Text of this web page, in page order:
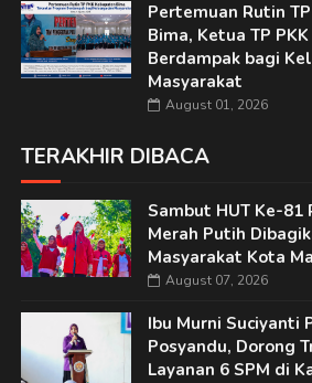
Pertemuan Rutin
Bima, Ketua TP
Berdampak bagi
Masyarakat
August 01, 2026
TERAKHIR DIBACA
Sambut HUT Ke-81
Merah Putih
Masyarakat Kota
August 07, 2026
Ibu Murni Suciyanti
Posyandu, Dorong
Layanan 6 SPM di